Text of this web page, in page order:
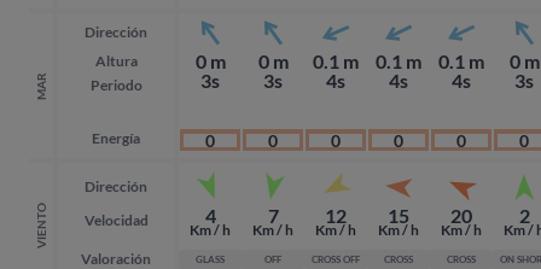
MAR
Dirección
Altura
Periodo
Energía
VIENTO
Dirección
Velocidad
Valoración
0 m
3s
0
4
Km / h
GLASS
0 m
3s
0
7
Km / h
OFF
0.1 m
4s
0
12
Km / h
CROSS OFF
0.1 m
4s
0
15
Km / h
CROSS
0.1 m
4s
0
20
Km / h
CROSS
0 m
3s
0
2
Km /
ON